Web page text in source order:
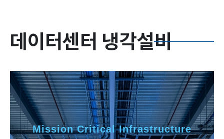
데이터센터 냉각설비
Mission Critical Infrastructure